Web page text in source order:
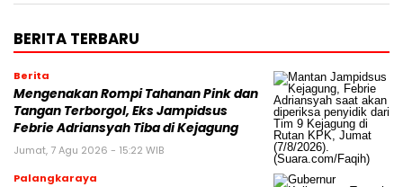
BERITA TERBARU
Berita
Mengenakan Rompi Tahanan Pink dan
Tangan Terborgol, Eks Jampidsus
Febrie Adriansyah Tiba di Kejagung
Jumat, 7 Agu 2026 - 15:22 WIB
Palangkaraya